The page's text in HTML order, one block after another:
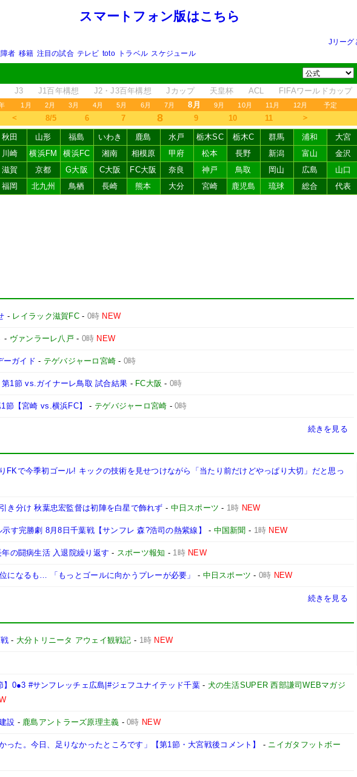
スマートフォン版はこちら
Jリーグ
者 移籍 注目の試合 テレビ toto トラベル スケジュール
J3 J1百年構想 J2・J3百年構想 Jカップ 天皇杯 ACL FIFAワールドカップ
1月 2月 3月 4月 5月 6月 7月 8月 9月 10月 11月 12月 予定
＜ 8/5 6 7 8 9 10 11 ＞
秋田 山形 福島 いわき 鹿島 水戸 栃木SC 栃木C 群馬 浦和 大宮
川崎 横浜FM 横浜FC 湘南 相模原 甲府 松本 長野 新潟 富山 金沢
滋賀 京都 G大阪 C大阪 FC大阪 奈良 神戸 鳥取 岡山 広島 山口
福岡 北九州 鳥栖 長崎 熊本 大分 宮崎 鹿児島 琉球 総合 代表
- レイラック滋賀FC- 0時 NEW
- ヴァンラーレ八戸 - 0時 NEW
ーガイド - テゲバジャーロ宮崎 - 0時
1節 vs.ガイナーレ鳥取 試合結果 - FC大阪 - 0時
節【宮崎 vs.横浜FC】 - テゲバジャーロ宮崎 -0時
続きを見る
FKで今季初ゴール! キックの技術を見せつけながら「当たり前だけどやっぱり大切」だと思っ
き分け 秋葉忠宏監督は初陣を白星で飾れず - 中日スポーツ - 1時 NEW
す完勝劇 8月8日千葉戦【サンフレ 森?浩司の熱紫線】 - 中国新聞 - 1時 NEW
の闘病生活 入退院繰り返す - スポーツ報知 - 1時 NEW
になるも… 「もっとゴールに向かうプレーが必要」 - 中日スポーツ - 0時 NEW
続きを見る
- 大分トリニータ アウェイ観戦記 - 1時 NEW
0●3 #サンフレッチェ広島|#ジェフユナイテッド千葉- 犬の生活SUPER 西部謙司WEBマガジ
設 - 鹿島アントラーズ原理主義 -0時 NEW
った。今日、足りなかったところです」【第1節・大宮戦後コメント】 - ニイガタフットボー